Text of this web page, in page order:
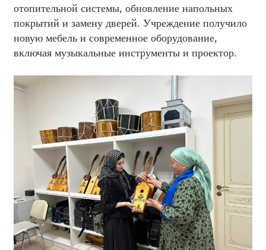
отопительной системы, обновление напольных
покрытий и замену дверей. Учреждение получило
новую мебель и современное оборудование,
включая музыкальные инструменты и проектор.